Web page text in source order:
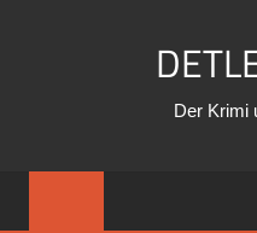
Der Krimi